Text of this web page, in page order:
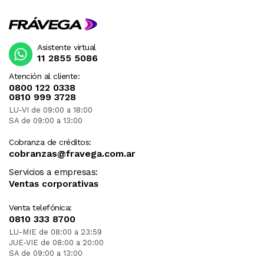
Atención al cliente:
0800 122 0338
0810 999 3728
LU-VI de 09:00 a 18:00
SA de 09:00 a 13:00
Cobranza de créditos:
cobranzas@fravega.com.ar
Servicios a empresas:
Ventas corporativas
Venta telefónica:
0810 333 8700
LU-MIE de 08:00 a 23:59
JUE-VIE de 08:00 a 20:00
SA de 09:00 a 13:00
Asistente virtual
11 2855 5086